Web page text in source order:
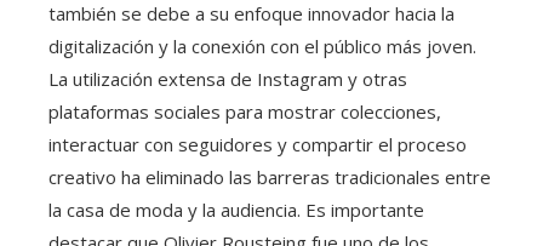
también se debe a su enfoque innovador hacia la
digitalización y la conexión con el público más joven.
La utilización extensa de Instagram y otras
plataformas sociales para mostrar colecciones,
interactuar con seguidores y compartir el proceso
creativo ha eliminado las barreras tradicionales entre
la casa de moda y la audiencia. Es importante